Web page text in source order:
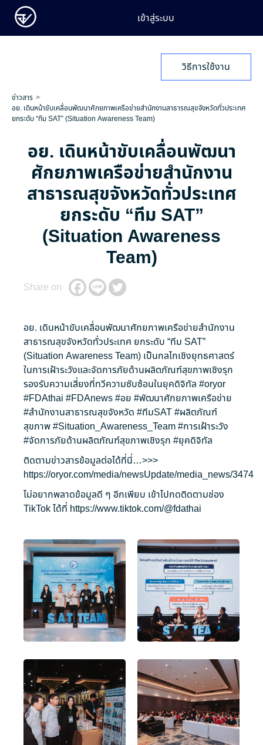
เข้าสู่ระบบ
วิธีการใช้งาน
ข่าวสาร
อย. เดินหน้าขับเคลื่อนพัฒนาศักยภาพเครือข่ายสำนักงานสาธารณสุขจังหวัดทั่วประเทศ
ยกระดับ “ทีม SAT” (Situation Awareness Team)
อย. เดินหน้าขับเคลื่อนพัฒนา
ศักยภาพเครือข่ายสำนักงาน
สาธารณสุขจังหวัดทั่วประเทศ
ยกระดับ “ทีม SAT”
(Situation Awareness
Team)
Share on
อย. เดินหน้าขับเคลื่อนพัฒนาศักยภาพเครือข่ายสำนักงาน
สาธารณสุขจังหวัดทั่วประเทศ ยกระดับ “ทีม SAT”
(Situation Awareness Team) เป็นกลไกเชิงยุทธศาสตร์
ในการเฝ้าระวังและจัดการภัยด้านผลิตภัณฑ์สุขภาพเชิงรุก
รองรับความเสี่ยงที่ทวีความซับซ้อนในยุคดิจิทัล #oryor
#FDAthai #FDAnews#อย #พัฒนาศักยภาพเครือข่าย
#สำนักงานสาธารณสุขจังหวัด #ทีมSAT#ผลิตภัณฑ์
สุขภาพ#Situation_Awareness_Team#การเฝ้าระวัง
#จัดการภัยด้านผลิตภัณฑ์สุขภาพเชิงรุก #ยุคดิจิทัล
ติดตามข่าวสารข้อมูลต่อได้ที่นี่…>>>
https://oryor.com/media/newsUpdate/media_news/3474
ไม่อยากพลาดข้อมูลดี ๆ อีกเพียบ เข้าไปกดติดตามช่อง
TikTok ได้ที่ https://www.tiktok.com/@fdathai